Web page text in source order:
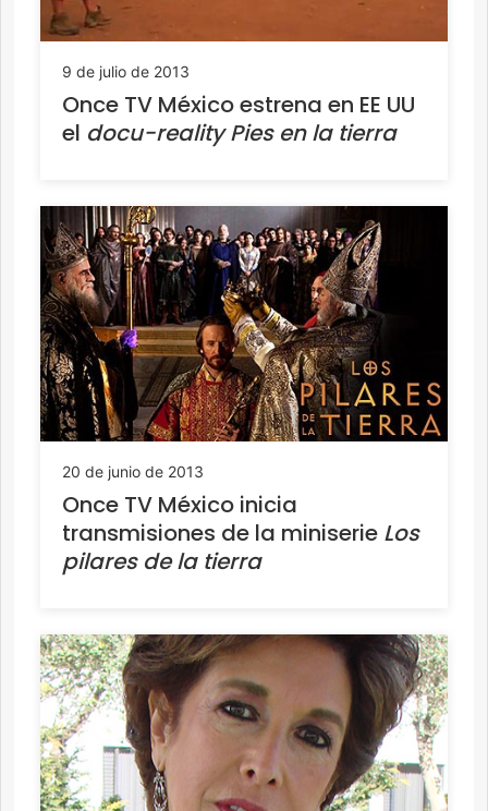
9 de julio de 2013
Once TV México estrena en EE UU
el docu-reality Pies en la tierra
20 de junio de 2013
Once TV México inicia
transmisiones de la miniserie Los
pilares de la tierra